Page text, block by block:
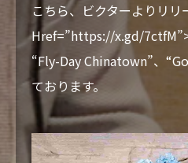
こちら、ビクターよりリリ
Href=”https://x.gd/
“Fly-Day Chinatown”、
ております。